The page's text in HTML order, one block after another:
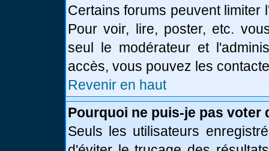
Certains forums peuvent
Pour voir, lire, poster, etc.
seul le modérateur et
accès, vous pouvez les
Revenir en haut
Pourquoi ne puis-je pas voter
Seuls les utilisateurs